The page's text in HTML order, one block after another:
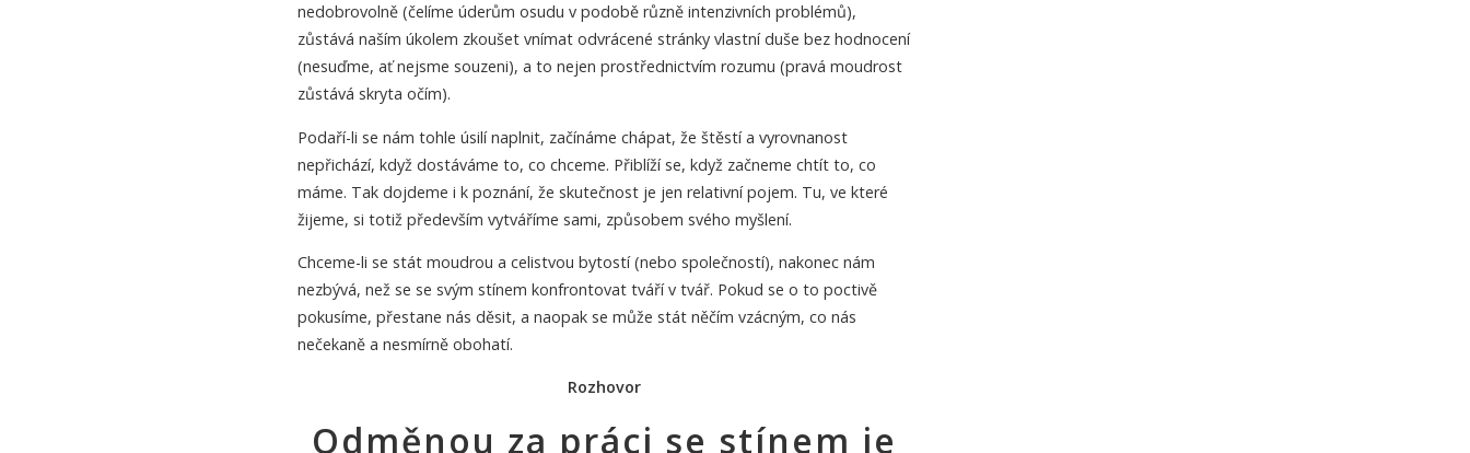
nedobrovolně (čelíme úderům osudu v podobě různě intenzivních problémů),
zůstává naším úkolem zkoušet vnímat odvrácené stránky vlastní duše bez hodnocení
(nesuďme, ať nejsme souzeni), a to nejen prostřednictvím rozumu (pravá moudrost
zůstává skryta očím).
Podaří-li se nám tohle úsilí naplnit, začínáme chápat, že štěstí a vyrovnanost
nepřichází, když dostáváme to, co chceme. Přiblíží se, když začneme chtít to, co
máme. Tak dojdeme i k poznání, že skutečnost je jen relativní pojem. Tu, ve které
žijeme, si totiž především vytváříme sami, způsobem svého myšlení.
Chceme-li se stát moudrou a celistvou bytostí (nebo společností), nakonec nám
nezbývá, než se se svým stínem konfrontovat tváří v tvář. Pokud se o to poctivě
pokusíme, přestane nás děsit, a naopak se může stát něčím vzácným, co nás
nečekaně a nesmírně obohatí.
Rozhovor
Odměnou za práci se stínem je